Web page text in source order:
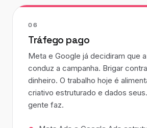
06
Tráfego pago
Meta e Google já decidiram que
conduz a campanha. Brigar
dinheiro. O trabalho hoje é
criativo estruturado e dados
gente faz.